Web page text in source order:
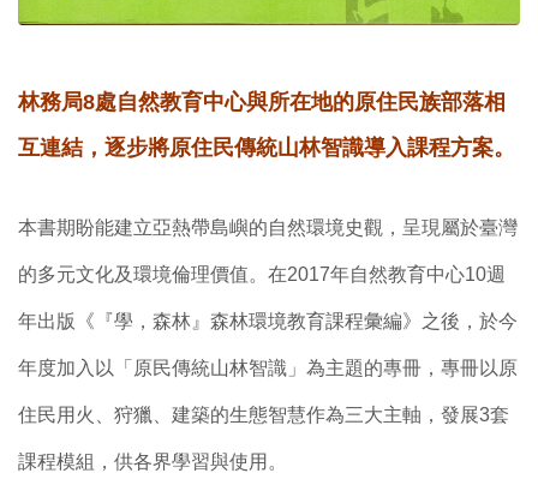
林務局8處自然教育中心與所在地的原住民族部落相
互連結，逐步將原住民傳統山林智識導入課程方案。
本書期盼能建立亞熱帶島嶼的自然環境史觀，呈現屬於臺灣
的多元文化及環境倫理價值。在2017年自然教育中心10週
年出版《『學，森林』森林環境教育課程彙編》之後，於今
年度加入以「原民傳統山林智識」為主題的專冊，專冊以原
住民用火、狩獵、建築的生態智慧作為三大主軸，發展3套
課程模組，供各界學習與使用。